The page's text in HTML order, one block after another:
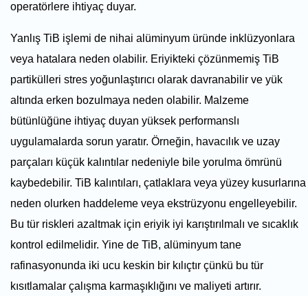
operatörlere ihtiyaç duyar.
Yanlış TiB işlemi de nihai alüminyum üründe inklüzyonlara
veya hatalara neden olabilir. Eriyikteki çözünmemiş TiB
partikülleri stres yoğunlaştırıcı olarak davranabilir ve yük
altında erken bozulmaya neden olabilir. Malzeme
bütünlüğüne ihtiyaç duyan yüksek performanslı
uygulamalarda sorun yaratır. Örneğin, havacılık ve uzay
parçaları küçük kalıntılar nedeniyle bile yorulma ömrünü
kaybedebilir. TiB kalıntıları, çatlaklara veya yüzey kusurlarına
neden olurken haddeleme veya ekstrüzyonu engelleyebilir.
Bu tür riskleri azaltmak için eriyik iyi karıştırılmalı ve sıcaklık
kontrol edilmelidir. Yine de TiB, alüminyum tane
rafinasyonunda iki ucu keskin bir kılıçtır çünkü bu tür
kısıtlamalar çalışma karmaşıklığını ve maliyeti artırır.